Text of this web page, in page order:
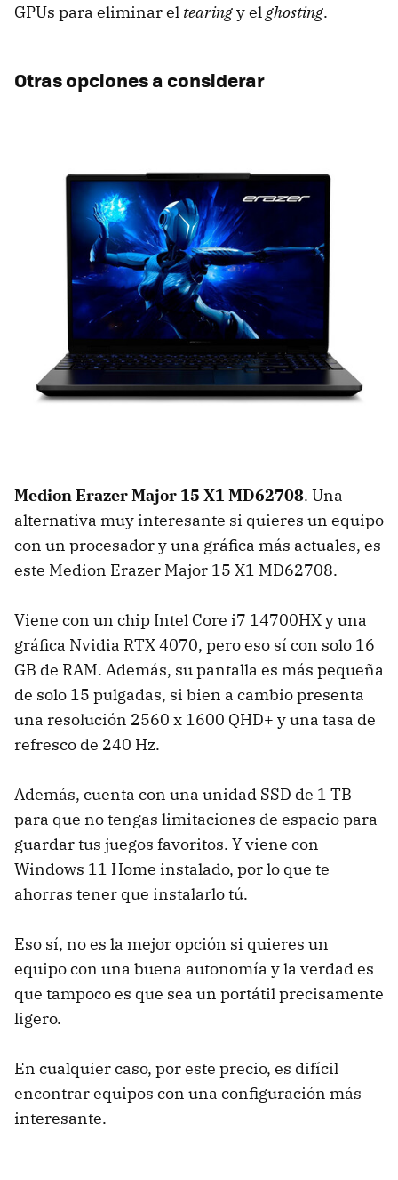
GPUs para eliminar el tearingy elghosting.
Otras opciones a considerar
Medion Erazer Major 15 X1 MD62708. Una
alternativa muy interesante si quieres un equipo
con un procesador y una gráfica más actuales, es
este Medion Erazer Major 15 X1 MD62708.
Viene con un chip Intel Core i7 14700HX y una
gráfica Nvidia RTX 4070, pero eso sí con solo 16
GB de RAM. Además, su pantalla es más pequeña
de solo 15 pulgadas, si bien a cambio presenta
una resolución 2560 x 1600 QHD+ y una tasa de
refresco de 240 Hz.
Además, cuenta con una unidad SSD de 1 TB
para que no tengas limitaciones de espacio para
guardar tus juegos favoritos. Y viene con
Windows 11 Home instalado, por lo que te
ahorras tener que instalarlo tú.
Eso sí, no es la mejor opción si quieres un
equipo con una buena autonomía y la verdad es
que tampoco es que sea un portátil precisamente
ligero.
En cualquier caso, por este precio, es difícil
encontrar equipos con una configuración más
interesante.